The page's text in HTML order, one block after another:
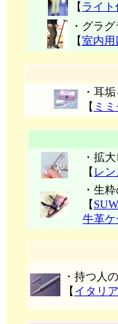
【 ライト
・グラ
【室内用
・耳
【 ミ
・拡
【 レ
・生
【
牛革ケ
・持つ人
【 イタリ